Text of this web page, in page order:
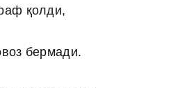
қолди,
бермади.